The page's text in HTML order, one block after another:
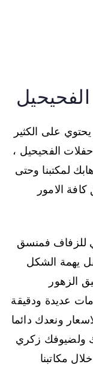
على الكثير
الفحيحيل ،
لمكتبنا وحتى
الامور
للزفاف فمنسق
يهمة الشكل
الزهور
عديدة ودقيقة
ونعدك دائما
ولضيوفك زكري
مكاتبنا